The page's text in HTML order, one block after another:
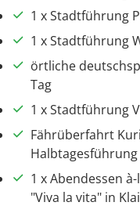
1 x Stadtführung
1 x Stadtführung
örtliche
Tag
1 x Stadtführung
Fährüberfahrt
Halbtagesführung
1 x Abendessen
"Viva la vita" in